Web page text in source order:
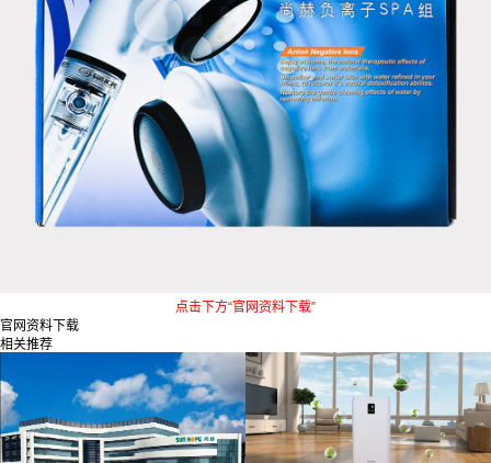
点击下方“官网资料下载”
官网资料下载
相关推荐